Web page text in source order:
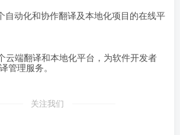
自动化和协作翻译及本地化项目的在线平
云端翻译和本地化平台，为软件开发者
管理服务。
关注我们